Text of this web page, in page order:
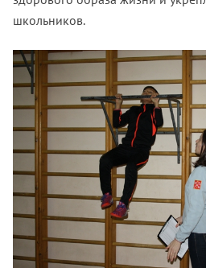
школьников.